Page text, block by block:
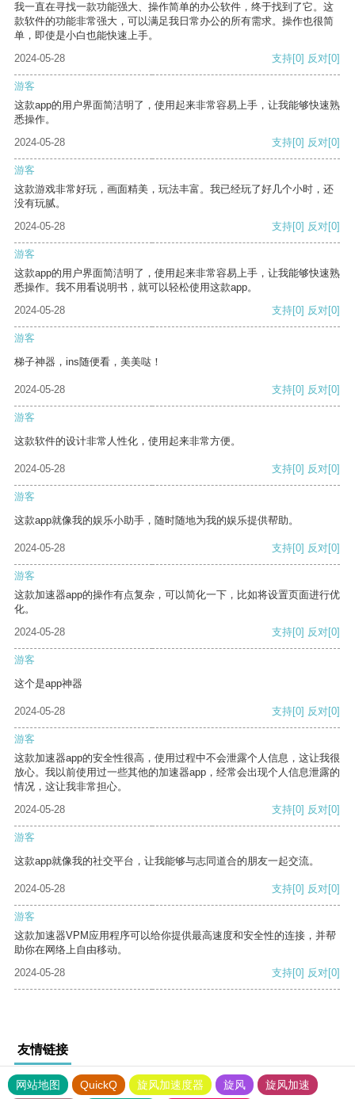
我一直在寻找一款功能强大、操作简单的办公软件，终于找到了它。这
款软件的功能非常强大，可以满足我日常办公的所有需求。操作也很简
单，即使是小白也能快速上手。
2024-05-28
支持[0] 反对[0]
游客
这款app的用户界面简洁明了，使用起来非常容易上手，让我能够快速熟
悉操作。
2024-05-28
支持[0] 反对[0]
游客
这款游戏非常好玩，画面精美，玩法丰富。我已经玩了好几个小时，还
没有玩腻。
2024-05-28
支持[0] 反对[0]
游客
这款app的用户界面简洁明了，使用起来非常容易上手，让我能够快速熟
悉操作。我不用看说明书，就可以轻松使用这款app。
2024-05-28
支持[0] 反对[0]
游客
梯子神器，ins随便看，美美哒！
2024-05-28 支持[0] 反对[0]
游客
这款软件的设计非常人性化，使用起来非常方便。
2024-05-28 支持[0] 反对[0]
游客
这款app就像我的娱乐小助手，随时随地为我的娱乐提供帮助。
2024-05-28 支持[0] 反对[0]
游客
这款加速器app的操作有点复杂，可以简化一下，比如将设置页面进行优
化。
2024-05-28
支持[0] 反对[0]
游客
这个是app神器
2024-05-28 支持[0] 反对[0]
游客
这款加速器app的安全性很高，使用过程中不会泄露个人信息，这让我很
放心。我以前使用过一些其他的加速器app，经常会出现个人信息泄露的
情况，这让我非常担心。
2024-05-28
支持[0] 反对[0]
游客
这款app就像我的社交平台，让我能够与志同道合的朋友一起交流。
2024-05-28 支持[0] 反对[0]
游客
这款加速器VPM应用程序可以给你提供最高速度和安全性的连接，并帮
助你在网络上自由移动。
2024-05-28
支持[0] 反对[0]
友情链接
网站地图 QuickQ 旋风加速度器 旋风 旋风加速